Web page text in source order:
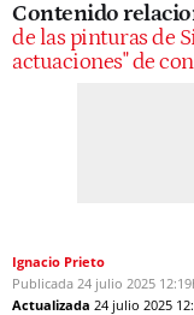
Contenido
de las pinturas de
actuaciones" de
Ignacio Prieto
Publicada 24 julio 2025
Actualizada 24 julio 2025